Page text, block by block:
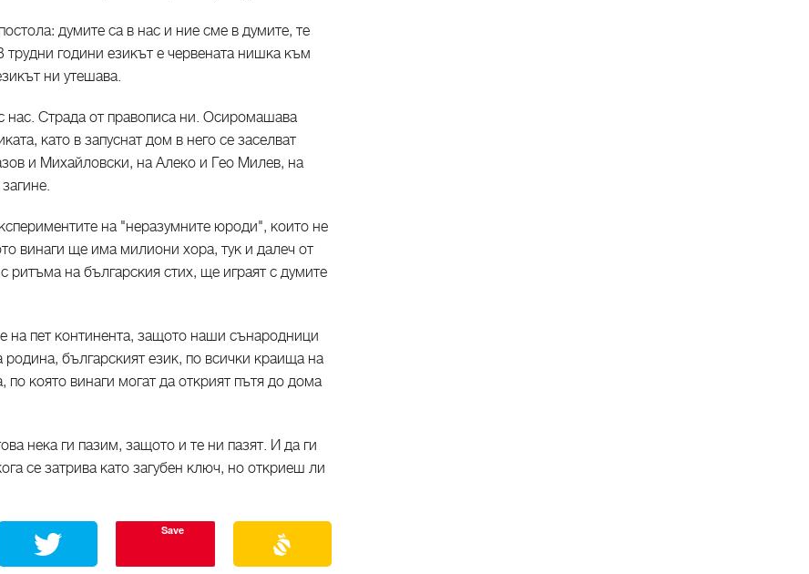
думите са в нас и ние сме в думите, те
години езикът е червената нишка към
ни утешава.
нас. Страда от правописа ни. Осиромашава
като в запуснат дом в него се заселват
и Михайловски, на Алеко и Гео Милев, на
на "неразумните юроди", които не
винаги ще има милиони хора, тук и далеч от
на българския стих, ще играят с думите
на пет континента, защото наши сънародници
родина, българският език, по всички краища на
по която винаги могат да открият пътя до дома
нека ги пазим, защото и те ни пазят. И да ги
се затрива като загубен ключ, но откриеш ли
Save